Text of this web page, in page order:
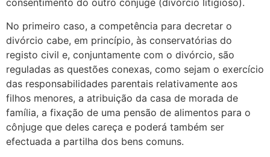
consentimento do outro cônjuge (divórcio litigioso).
No primeiro caso, a competência para decretar o
divórcio cabe, em princípio, às conservatórias do
registo civil e, conjuntamente com o divórcio, são
reguladas as questões conexas, como sejam o exercício
das responsabilidades parentais relativamente aos
filhos menores, a atribuição da casa de morada de
família, a fixação de uma pensão de alimentos para o
cônjuge que deles careça e poderá também ser
efectuada a partilha dos bens comuns.